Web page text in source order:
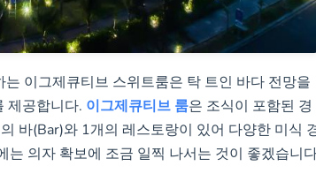
이그제큐티브 스위트룸은 탁 트인 바다 전망을
제공합니다. 이그제큐티브 룸은 조식이 포함된 경
바(Bar)와 1개의 레스토랑이 있어 다양한 미식
의자 확보에 조금 일찍 나서는 것이 좋겠습니